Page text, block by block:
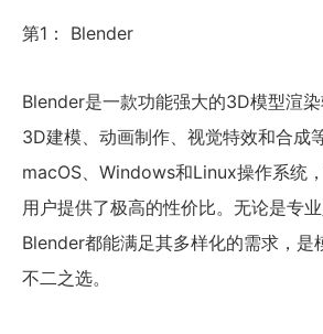
第1： Blender
Blender是一款功能强大的3D模型渲
3D建模、动画制作、视觉特效和合成
macOS、Windows和Linux操作系统
用户提供了极高的性价比。无论是专
Blender都能满足其多样化的需求，是
不二之选。